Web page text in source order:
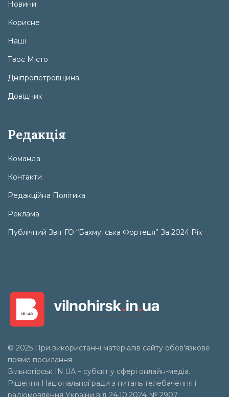
Новини
Корисне
Наші
Твоє Місто
Дніпропетровщина
Довідник
Редакція
Команда
Контакти
Редакційна Політика
Реклама
Публічний Звіт ГО “Бахмутська Фортеця” За 2024 Рік
© 2025 При використанні матеріалів сайту обов’язкове
пряме посилання.
Вільногірськ IN.UA – субєкт у сфері онлайн-медіа.
Рішення Національної ради з питань телебачення і
радіомовлення України від 24.10.2024 № 2907,